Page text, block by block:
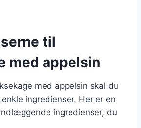
til
med appelsin
med appelsin skal du
ingredienser. Her er en
ingredienser, du